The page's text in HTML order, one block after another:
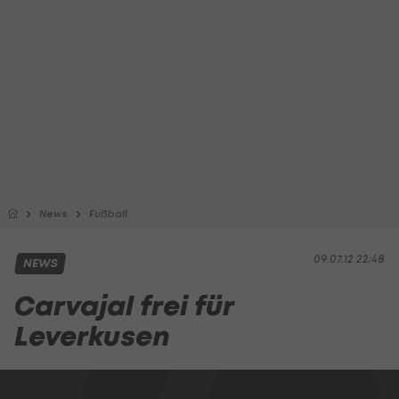
News Fußball
09.07.12 22:48
NEWS
Carvajal frei für
Leverkusen